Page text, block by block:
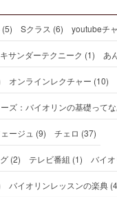
Sクラス (6) youtubeチ
サンダーテクニーク (1) あ
オンラインレクチャー (10)
ズ：バイオリンの基礎って
ージュ (9) チェロ (37)
(2) テレビ番組 (1) バイ
バイオリンレッスンの楽典